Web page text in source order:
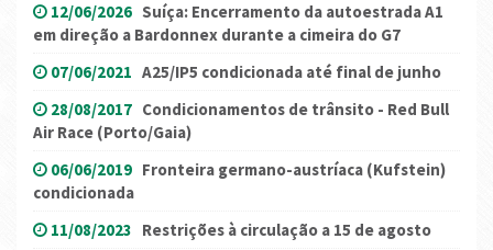
12/06/2026 Suíça: Encerramento da autoestrada A1
em direção a Bardonnex durante a cimeira do G7
07/06/2021 A25/IP5 condicionada até final de junho
28/08/2017 Condicionamentos de trânsito - Red Bull
Air Race (Porto/Gaia)
06/06/2019 Fronteira germano-austríaca (Kufstein)
condicionada
11/08/2023 Restrições à circulação a 15 de agosto